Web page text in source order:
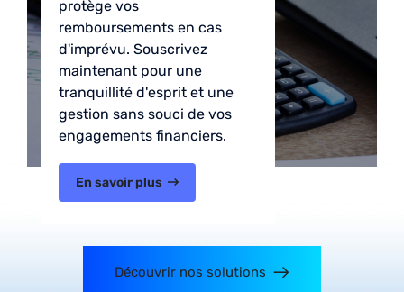
protège vos
remboursements en cas
d'imprévu. Souscrivez
maintenant pour une
tranquillité d'esprit et une
gestion sans souci de vos
engagements financiers.
En savoir plus
Découvrir nos solutions